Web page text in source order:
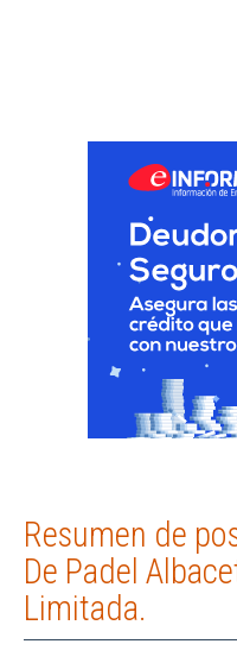
Resumen de
De Padel
Limitada.